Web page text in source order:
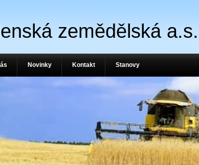
zemědělská a.s.
Novinky Kontakt Stanovy